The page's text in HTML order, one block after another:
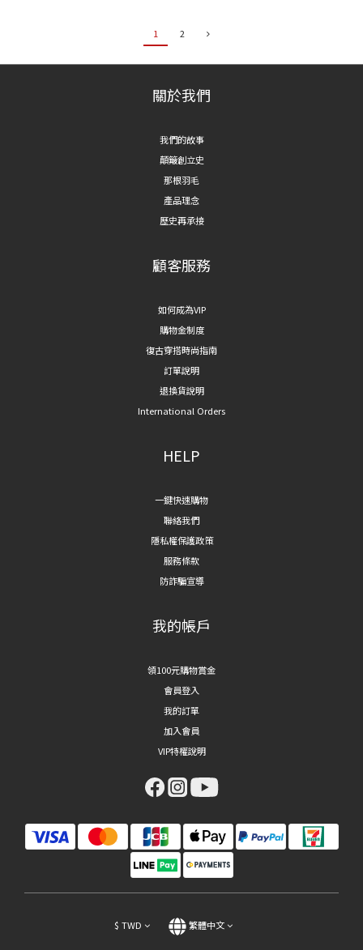
1 2
關於我們
我們的故事
顛簸創立史
那根羽毛
產品理念
歷史再承接
顧客服務
如何成為VIP
購物金制度
復古穿搭時尚指南
訂單說明
退換貨說明
International Orders
HELP
一鍵快速購物
聯絡我們
隱私權保護政策
服務條款
防詐騙宣導
我的帳戶
領100元購物賞金
會員登入
我的訂單
加入會員
VIP特權說明
$ TWD 繁體中文